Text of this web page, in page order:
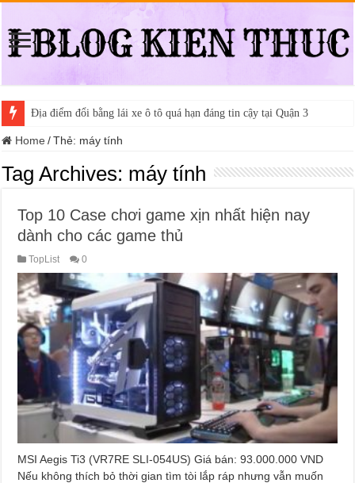
Địa điểm đổi bằng lái xe ô tô quá hạn đáng tin cậy tại Quận 3
Home / Thẻ: máy tính
Tag Archives: máy tính
Top 10 Case chơi game xịn nhất hiện nay
dành cho các game thủ
TopList 0
MSI Aegis Ti3 (VR7RE SLI-054US) Giá bán: 93.000.000 VND
Nếu không thích bỏ thời gian tìm tòi lắp ráp nhưng vẫn muốn